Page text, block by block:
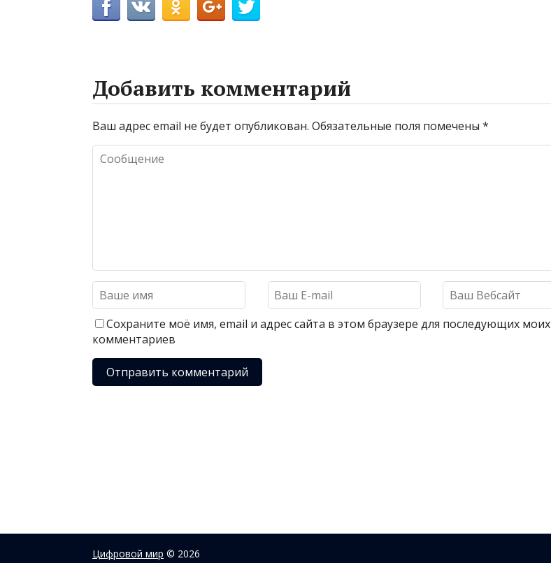
Добавить комментарий
Ваш адрес email не будет опубликован. Обязательные поля помечены *
Сохраните моё имя, email и адрес сайта в этом браузере для последующих моих
комментариев
Цифровой мир © 2026